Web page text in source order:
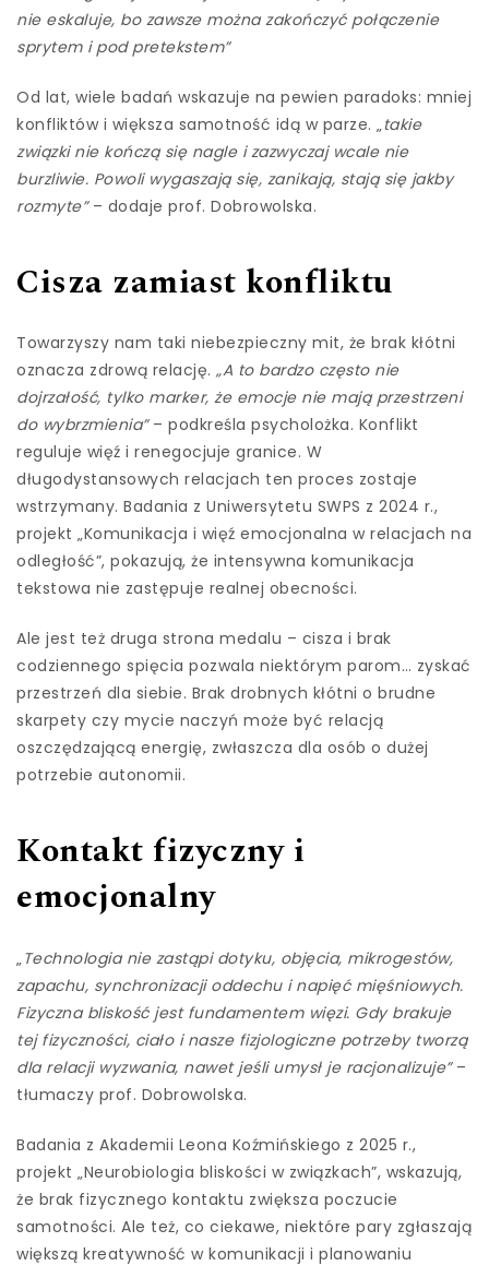
nie eskaluje, bo zawsze można zakończyć połączenie
sprytem i pod pretekstem”
Od lat, wiele badań wskazuje na pewien paradoks: mniej
konfliktów i większa samotność idą w parze. „takie
związki nie kończą się nagle i zazwyczaj wcale nie
burzliwie. Powoli wygaszają się, zanikają, stają się jakby
rozmyte”– dodaje prof. Dobrowolska.
Cisza zamiast konfliktu
Towarzyszy nam taki niebezpieczny mit, że brak kłótni
oznacza zdrową relację. „A to bardzo często nie
dojrzałość, tylko marker, że emocje nie mają przestrzeni
do wybrzmienia”– podkreśla psycholożka. Konflikt
reguluje więź i renegocjuje granice. W
długodystansowych relacjach ten proces zostaje
wstrzymany. Badania z Uniwersytetu SWPS z 2024 r.,
projekt „Komunikacja i więź emocjonalna w relacjach na
odległość”, pokazują, że intensywna komunikacja
tekstowa nie zastępuje realnej obecności.
Ale jest też druga strona medalu – cisza i brak
codziennego spięcia pozwala niektórym parom… zyskać
przestrzeń dla siebie. Brak drobnych kłótni o brudne
skarpety czy mycie naczyń może być relacją
oszczędzającą energię, zwłaszcza dla osób o dużej
potrzebie autonomii.
Kontakt fizyczny i
emocjonalny
„Technologia nie zastąpi dotyku, objęcia, mikrogestów,
zapachu, synchronizacji oddechu i napięć mięśniowych.
Fizyczna bliskość jest fundamentem więzi. Gdy brakuje
tej fizyczności, ciało i nasze fizjologiczne potrzeby tworzą
dla relacji wyzwania, nawet jeśli umysł je racjonalizuje”–
tłumaczy prof. Dobrowolska.
Badania z Akademii Leona Koźmińskiego z 2025 r.,
projekt „Neurobiologia bliskości w związkach”, wskazują,
że brak fizycznego kontaktu zwiększa poczucie
samotności. Ale też, co ciekawe, niektóre pary zgłaszają
większą kreatywność w komunikacji i planowaniu